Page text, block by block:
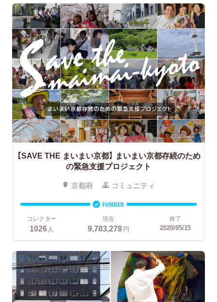
【SAVE THE まいまい京都】 まいまい京都存続のため
の緊急支援プロジェクト
京都府 コミュニティ
FUNDED
コレクター
1026人
現在
9,783,278円
終了
2020/05/15